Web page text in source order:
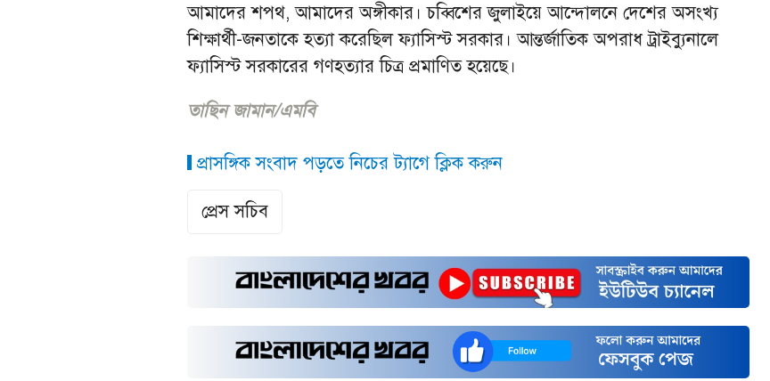
আমাদের শপথ, আমাদের অঙ্গীকার। চব্বিশের জুলাইয়ে আন্দোলনে দেশের অসংখ্য
শিক্ষার্থী-জনতাকে হত্যা করেছিল ফ্যাসিস্ট সরকার। আন্তর্জাতিক অপরাধ ট্রাইব্যুনালে
ফ্যাসিস্ট সরকারের গণহত্যার চিত্র প্রমাণিত হয়েছে।
তাছিন জামান/এমবি
প্রাসঙ্গিক সংবাদ পড়তে নিচের ট্যাগে ক্লিক করুন
প্রেস সচিব